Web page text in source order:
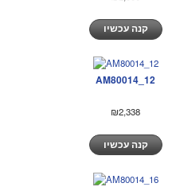
קנה עכשיו
AM80014_12
₪2,338
קנה עכשיו